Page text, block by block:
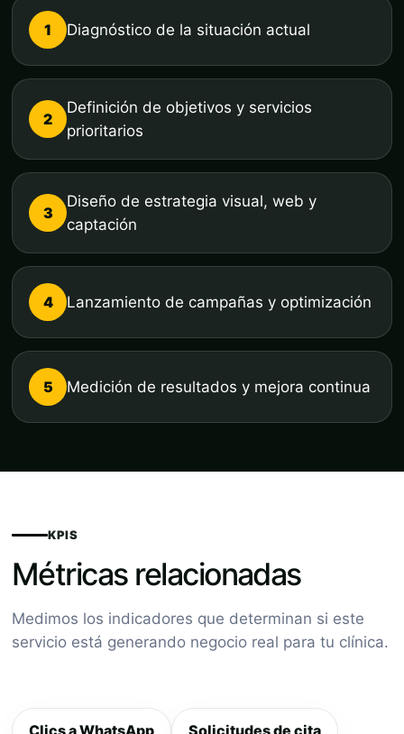
1 Diagnóstico de la situación actual
2
Definición de objetivos y servicios
prioritarios
3
Diseño de estrategia visual, web y
captación
4 Lanzamiento de campañas y optimización
5 Medición de resultados y mejora continua
KPIS
Métricas relacionadas
Medimos los indicadores que determinan si este
servicio está generando negocio real para tu clínica.
Clics a WhatsApp Solicitudes de cita